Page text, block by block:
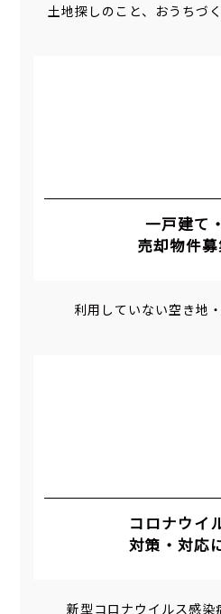
土地探しのこと、おうちづ
一戸建て
売却物件募
利用していない空き地
コロナウイ
対策・対応
新型コロナウイルス感染